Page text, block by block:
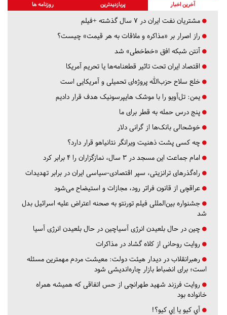
آخرین اخبار پربازدیدترین روزنامه ها
مشتریان نفت ایران در ۷ سال گذشته +فیلم
راز اصرار بر «مذاکره و ملاقات به هر قیمت» چیست؟
آنتن شبکه افق «خط‌خطی» شد
اقتصاد ایران تحت تاثیر قطعنامه‌ها یا تحریم‌ آمریکا
خلع سلاح حزب‌الله پروژه‌ای تحمیلی و آمریکایی است
یمن: تل‌آویو را با موشک هایپرسونیک هدف قرار دادیم
پنج درس‌ حمله به قطر برای ما
خوشحالی بانک‌ها از گرانی دلار
چه کسی پشت ذهنیت ویرانگر نتانیاهو قرار دارد؟
امام جماعت این مسجد در ۳ سال، نمازگزاران را ۴ برابر کرد
راه‌گذرهای ترانزیتی، سپر اقتصادی-سیاسی ایران در برابر تهدیدات
عراقچی از قانون فراتر رود، مجازات و استیضاح می‌شود
جشنواره بین‌المللی فیلم تورنتو به صحنه اعتراض علیه اسرائیل بدل
شد
چین در حال بلعیدن انرژی آسیاچین در حال بلعیدن انرژی آسیا
روایت روحانی از کلاه گشاد در مذاکرات
رهبرانقلاب در دیدار هیئت دولت: معیشت مردم مهمترین مسئله
است؛ برای انضباط بازار چاره‌اندیشی شود
روایت فرزند شهید طهرانچی از حس اتفاقی که همیشه همراه
خانواده بود
آي كيو يا اِي كيو؟!